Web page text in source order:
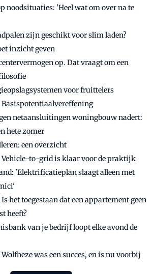
noodsituaties: 'Heel wat om over na te
zijn geschikt voor slim laden?
inzicht geven
op. Dat vraagt om een
voor fruittelers
Basispotentiaalvereffening
netaansluitingen woningbouw nadert:
hete zomer
een overzicht
Vehicle-to-grid is klaar voor de praktijk
'Elektrificatieplan slaagt alleen met
Is het toegestaan dat een appartement geen
heeft?
van je bedrijf loopt elke avond de
was een succes, en is nu voorbij